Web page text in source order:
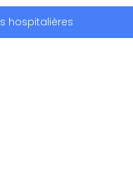
hospitalières